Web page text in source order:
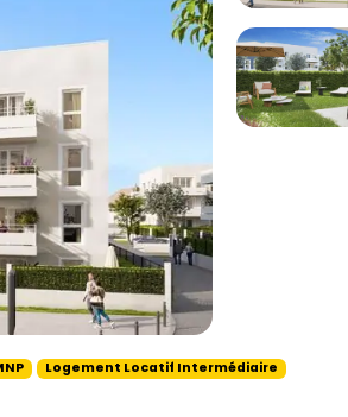
Logement Locatif Intermédiaire